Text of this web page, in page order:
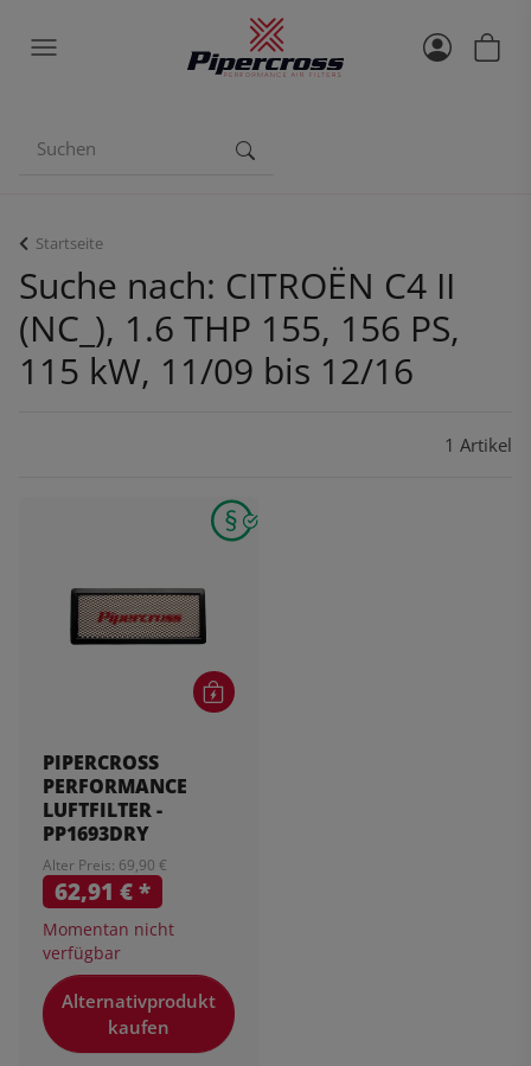
Startseite
Suche nach: CITROËN C4 II
(NC_), 1.6 THP 155, 156 PS,
115 kW, 11/09 bis 12/16
1 Artikel
PIPERCROSS
PERFORMANCE
LUFTFILTER -
PP1693DRY
Alter Preis: 69,90 €
62,91 €*
Momentan nicht
verfügbar
Alternativprodukt
kaufen